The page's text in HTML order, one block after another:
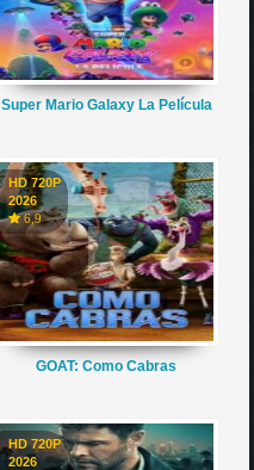
Super Mario Galaxy La Película
HD 720P
2026
6,9
GOAT: Como Cabras
HD 720P
2026